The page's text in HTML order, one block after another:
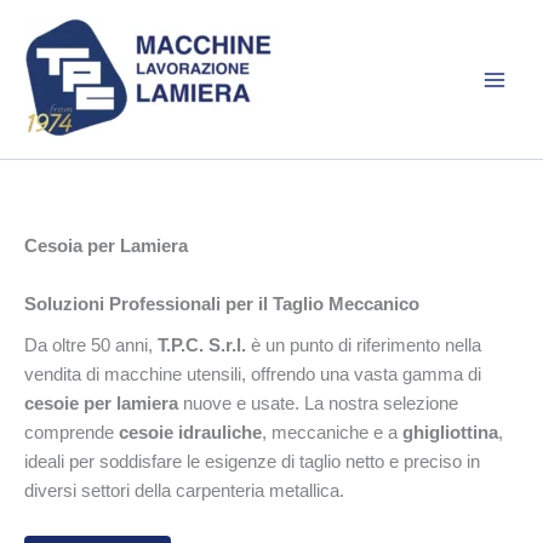
contenuto
Cesoia per Lamiera
Soluzioni Professionali per il Taglio Meccanico
Da oltre 50 anni, T.P.C. S.r.l. è un punto di riferimento nella
vendita di macchine utensili, offrendo una vasta gamma di
cesoie per lamiera nuove e usate. La nostra selezione
comprende cesoie idrauliche, meccaniche e a ghigliottina,
ideali per soddisfare le esigenze di taglio netto e preciso in
diversi settori della carpenteria metallica.